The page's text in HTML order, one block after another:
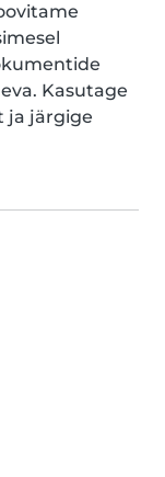
Kasutage
ja järgige